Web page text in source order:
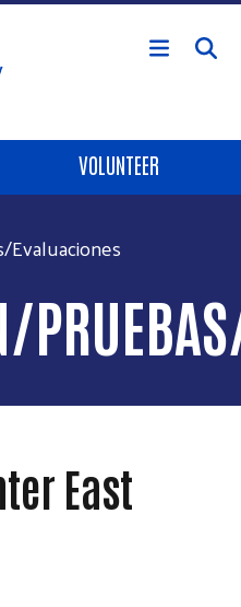
to main content
VOLUNTEER
Evaluaciones
East